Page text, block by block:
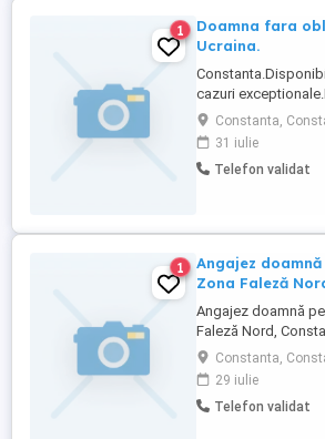
1
Doamna fara
Ucraina.
cazuri
domiciliu stabil in
Casa Cultura.Ajutor
dormitoare.
Constanta,
31 iulie
Telefon validat
1
Angajez
Zona Faleză
Angajez doamnă
Faleză Nord,
serioasă, harnică și
responsabilității,
termen lung, 5 zile
Faleză Nord,
Constanta,
29 iulie
Telefon validat